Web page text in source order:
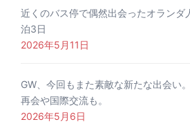
近くのバス停で偶然出会ったオラン
泊3日
2026年5月11日
GW、今回もまた素敵な新たな出会い
再会や国際交流も。
2026年5月6日